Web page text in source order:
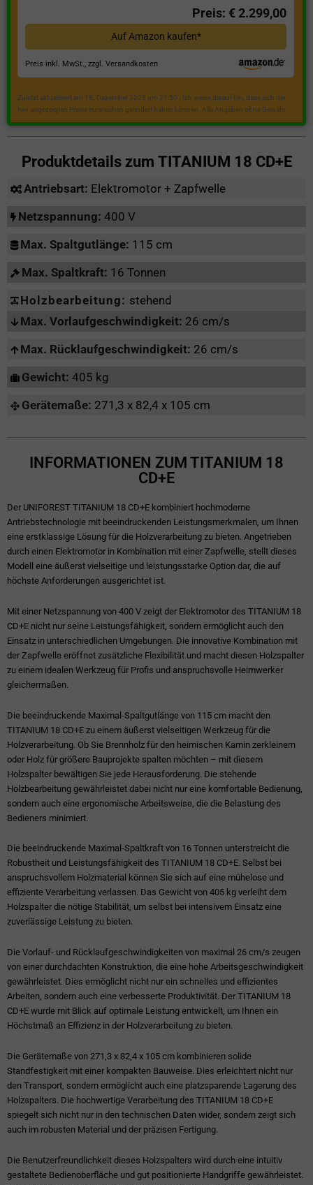
Preis: € 2.299,00
Auf Amazon kaufen*
Preis inkl. MwSt., zzgl. Versandkosten
Zuletzt aktualisiert am 18. Dezember 2023 um 21:50 . Ich weise darauf hin, dass sich die
hier angezeigten Preise inzwischen geändert haben können. Alle Angaben ohne Gewähr.
Produktdetails zum TITANIUM 18 CD+E
Antriebsart: Elektromotor + Zapfwelle
Netzspannung: 400 V
Max. Spaltgutlänge: 115 cm
Max. Spaltkraft: 16 Tonnen
Holzbearbeitung: stehend
Max. Vorlaufgeschwindigkeit: 26 cm/s
Max. Rücklaufgeschwindigkeit: 26 cm/s
Gewicht: 405 kg
Gerätemaße: 271,3 x 82,4 x 105 cm
INFORMATIONEN ZUM TITANIUM 18
CD+E
Der UNIFOREST TITANIUM 18 CD+E kombiniert hochmoderne
Antriebstechnologie mit beeindruckenden Leistungsmerkmalen, um Ihnen
eine erstklassige Lösung für die Holzverarbeitung zu bieten. Angetrieben
durch einen Elektromotor in Kombination mit einer Zapfwelle, stellt dieses
Modell eine äußerst vielseitige und leistungsstarke Option dar, die auf
höchste Anforderungen ausgerichtet ist.
Mit einer Netzspannung von 400 V zeigt der Elektromotor des TITANIUM 18
CD+E nicht nur seine Leistungsfähigkeit, sondern ermöglicht auch den
Einsatz in unterschiedlichen Umgebungen. Die innovative Kombination mit
der Zapfwelle eröffnet zusätzliche Flexibilität und macht diesen Holzspalter
zu einem idealen Werkzeug für Profis und anspruchsvolle Heimwerker
gleichermaßen.
Die beeindruckende Maximal-Spaltgutlänge von 115 cm macht den
TITANIUM 18 CD+E zu einem äußerst vielseitigen Werkzeug für die
Holzverarbeitung. Ob Sie Brennholz für den heimischen Kamin zerkleinern
oder Holz für größere Bauprojekte spalten möchten – mit diesem
Holzspalter bewältigen Sie jede Herausforderung. Die stehende
Holzbearbeitung gewährleistet dabei nicht nur eine komfortable Bedienung,
sondern auch eine ergonomische Arbeitsweise, die die Belastung des
Bedieners minimiert.
Die beeindruckende Maximal-Spaltkraft von 16 Tonnen unterstreicht die
Robustheit und Leistungsfähigkeit des TITANIUM 18 CD+E. Selbst bei
anspruchsvollem Holzmaterial können Sie sich auf eine mühelose und
effiziente Verarbeitung verlassen. Das Gewicht von 405 kg verleiht dem
Holzspalter die nötige Stabilität, um selbst bei intensivem Einsatz eine
zuverlässige Leistung zu bieten.
Die Vorlauf- und Rücklaufgeschwindigkeiten von maximal 26 cm/s zeugen
von einer durchdachten Konstruktion, die eine hohe Arbeitsgeschwindigkeit
gewährleistet. Dies ermöglicht nicht nur ein schnelles und effizientes
Arbeiten, sondern auch eine verbesserte Produktivität. Der TITANIUM 18
CD+E wurde mit Blick auf optimale Leistung entwickelt, um Ihnen ein
Höchstmaß an Effizienz in der Holzverarbeitung zu bieten.
Die Gerätemaße von 271,3 x 82,4 x 105 cm kombinieren solide
Standfestigkeit mit einer kompakten Bauweise. Dies erleichtert nicht nur
den Transport, sondern ermöglicht auch eine platzsparende Lagerung des
Holzspalters. Die hochwertige Verarbeitung des TITANIUM 18 CD+E
spiegelt sich nicht nur in den technischen Daten wider, sondern zeigt sich
auch im robusten Material und der präzisen Fertigung.
Die Benutzerfreundlichkeit dieses Holzspalters wird durch eine intuitiv
gestaltete Bedienoberfläche und gut positionierte Handgriffe gewährleistet.